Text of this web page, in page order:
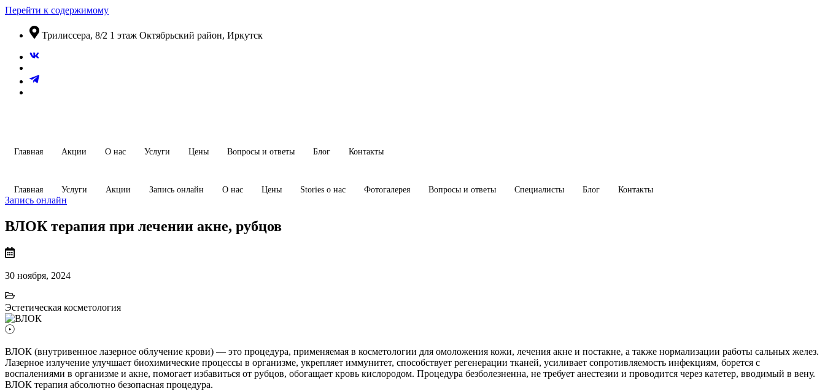
Перейти к содержимому
​Трилиссера, 8/2​ 1 этаж​ Октябрьский район, Иркутск
Главная Акции О нас Услуги Цены Вопросы и ответы Блог Контакты
Главная Услуги Акции Запись онлайн О нас Цены Stories о нас Фотогалерея Вопросы и ответы Специалисты Блог Контакты
Запись онлайн
ВЛОК терапия при лечении акне, рубцов
30 ноября, 2024
Эстетическая косметология
ВЛОК (внутривенное лазерное облучение крови) — это процедура, применяемая в косметологии для омоложения кожи, лечения акне и постакне, а также нормализации работы сальных желез.
Лазерное излучение улучшает биохимические процессы в организме, укрепляет иммунитет, способствует регенерации тканей, усиливает сопротивляемость инфекциям, борется с
воспалениями в организме и акне, помогает избавиться от рубцов, обогащает кровь кислородом. Процедура безболезненна, не требует анестезии и проводится через катетер, вводимый в вену.
ВЛОК терапия абсолютно безопасная процедура.